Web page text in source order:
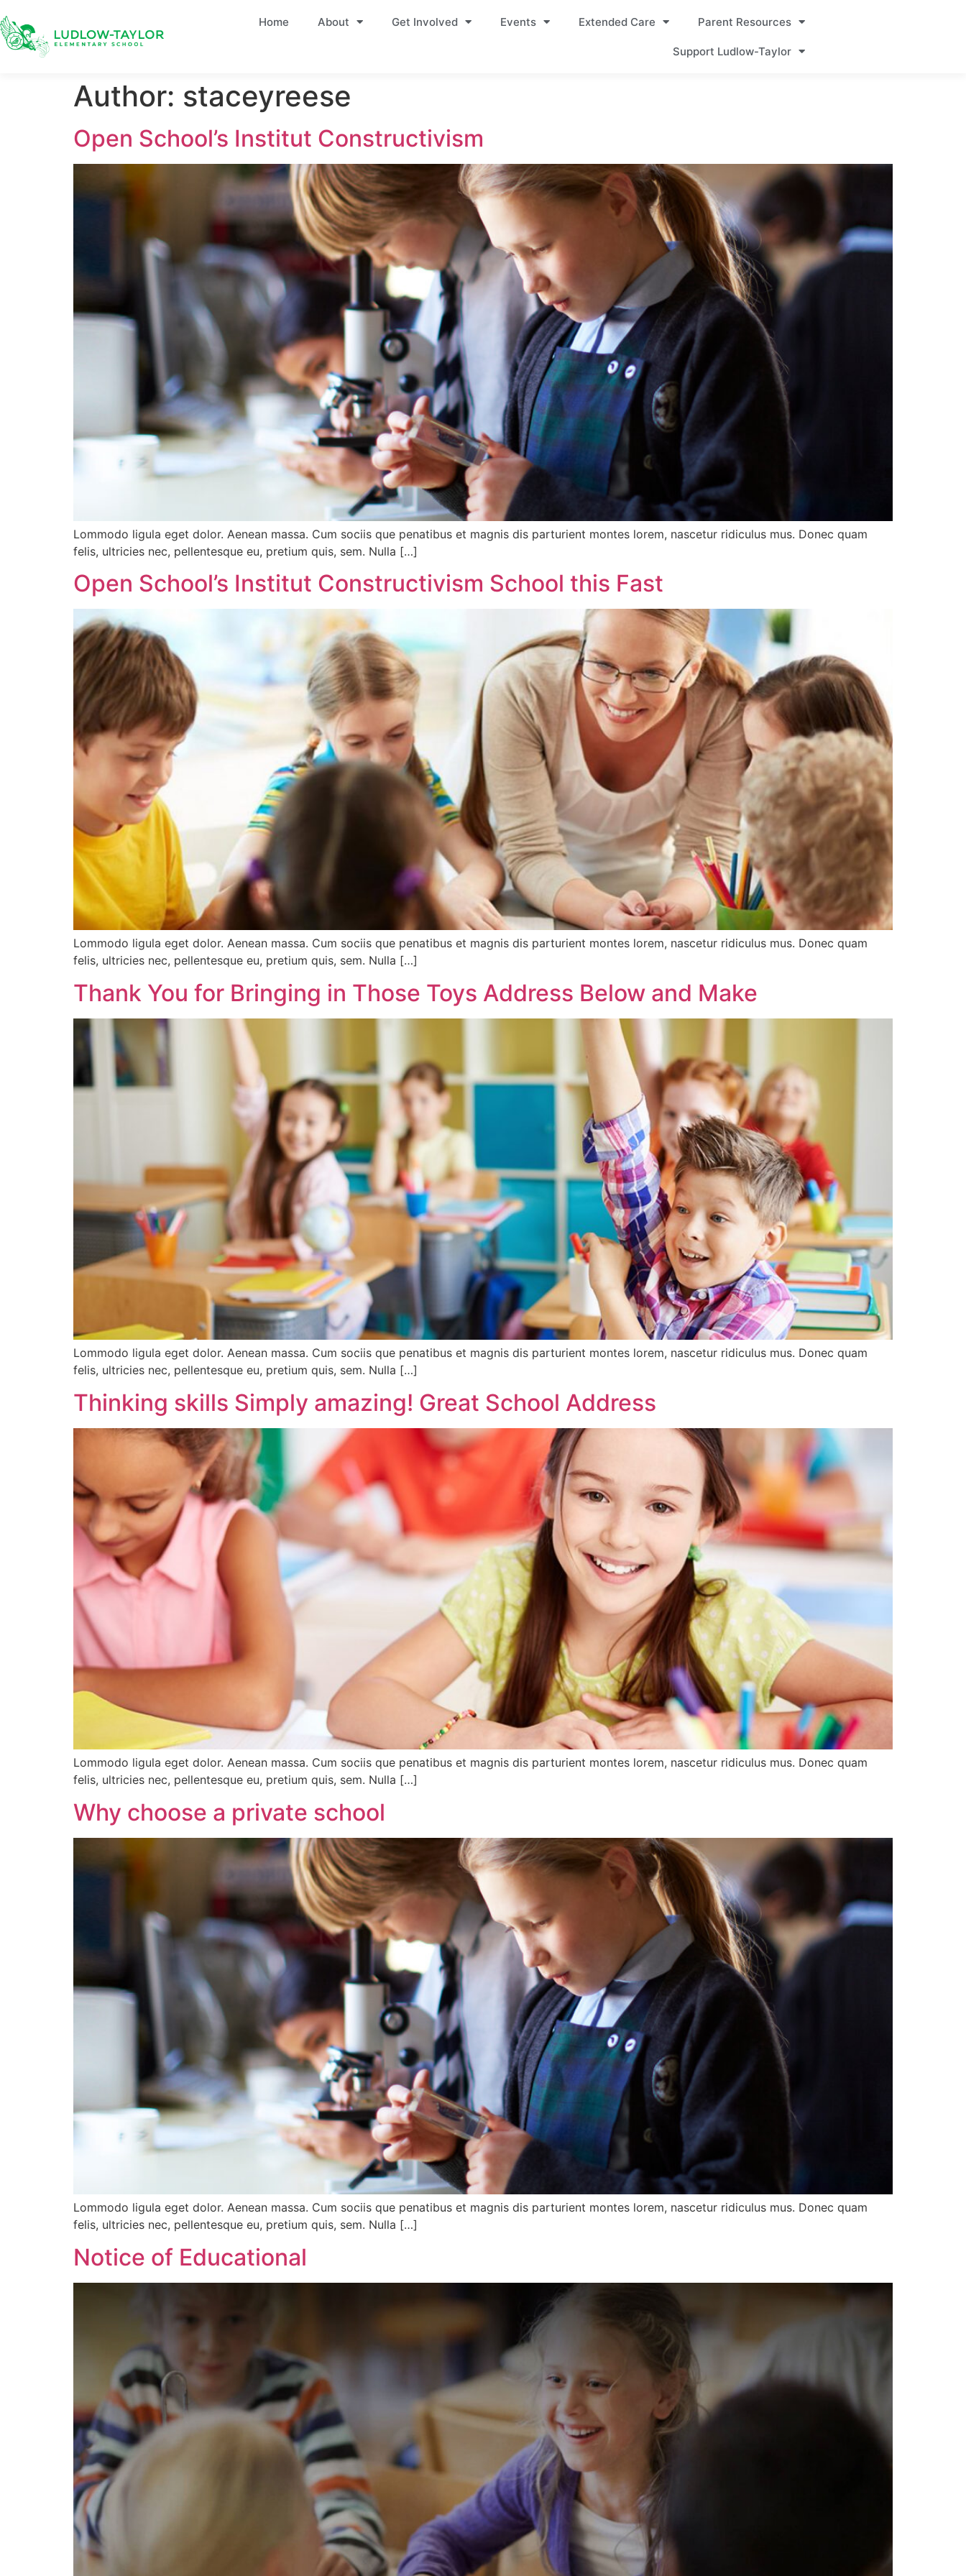
Home About Get Involved Events Extended Care Parent Resources
Support Ludlow-Taylor
Author: staceyreese
Open School’s Institut Constructivism
Lommodo ligula eget dolor. Aenean massa. Cum sociis que penatibus et magnis dis parturient montes lorem, nascetur ridiculus mus. Donec quam
felis, ultricies nec, pellentesque eu, pretium quis, sem. Nulla […]
Open School’s Institut Constructivism School this Fast
Lommodo ligula eget dolor. Aenean massa. Cum sociis que penatibus et magnis dis parturient montes lorem, nascetur ridiculus mus. Donec quam
felis, ultricies nec, pellentesque eu, pretium quis, sem. Nulla […]
Thank You for Bringing in Those Toys Address Below and Make
Lommodo ligula eget dolor. Aenean massa. Cum sociis que penatibus et magnis dis parturient montes lorem, nascetur ridiculus mus. Donec quam
felis, ultricies nec, pellentesque eu, pretium quis, sem. Nulla […]
Thinking skills Simply amazing! Great School Address
Lommodo ligula eget dolor. Aenean massa. Cum sociis que penatibus et magnis dis parturient montes lorem, nascetur ridiculus mus. Donec quam
felis, ultricies nec, pellentesque eu, pretium quis, sem. Nulla […]
Why choose a private school
Lommodo ligula eget dolor. Aenean massa. Cum sociis que penatibus et magnis dis parturient montes lorem, nascetur ridiculus mus. Donec quam
felis, ultricies nec, pellentesque eu, pretium quis, sem. Nulla […]
Notice of Educational